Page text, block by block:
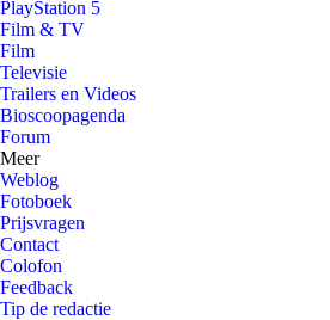
PlayStation 5
Film & TV
Film
Televisie
Trailers en Videos
Bioscoopagenda
Forum
Meer
Weblog
Fotoboek
Prijsvragen
Contact
Colofon
Feedback
Tip de redactie